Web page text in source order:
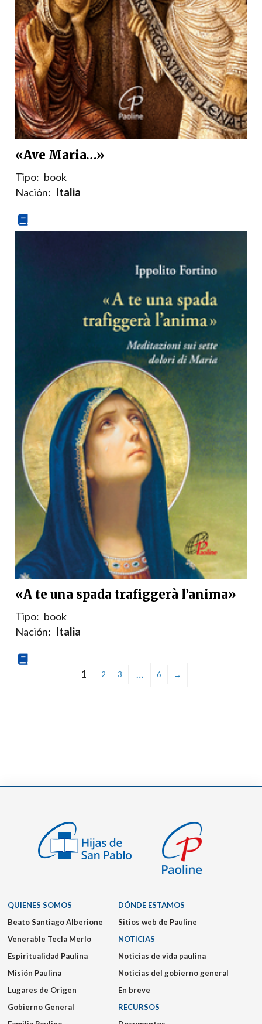
«Ave Maria…»
Tipo: book
Nación: Italia
«A te una spada trafiggerà l’anima»
Tipo: book
Nación: Italia
1 2 3 … 6 →
QUIENES SOMOS
Beato Santiago Alberione
Venerable Tecla Merlo
Espiritualidad Paulina
Misión Paulina
Lugares de Origen
Gobierno General
DÓNDE ESTAMOS
Sitios web de Pauline
NOTICIAS
Noticias de vida paulina
Noticias del gobierno general
En breve
RECURSOS